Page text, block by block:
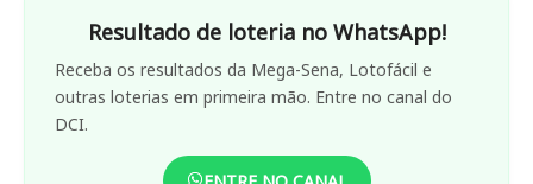
Resultado de loteria no WhatsApp!
Receba os resultados da Mega-Sena, Lotofácil e
outras loterias em primeira mão. Entre no canal do
DCI.